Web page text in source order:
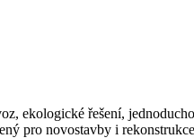
ekologické řešení,
pro novostavby i